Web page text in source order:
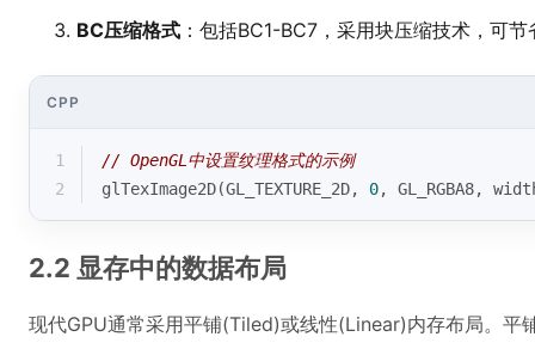
BC压缩格式 ：包括BC1-BC7，采用块压缩技术，可
CPP
1
// OpenGL中设置纹理格式的示例
2
glTexImage2D(GL_TEXTURE_2D, 0, GL_RGBA8,
2.2 显存中的数据布局
现代GPU通常采用平铺(Tiled)或线性(Linear)内存布局。平